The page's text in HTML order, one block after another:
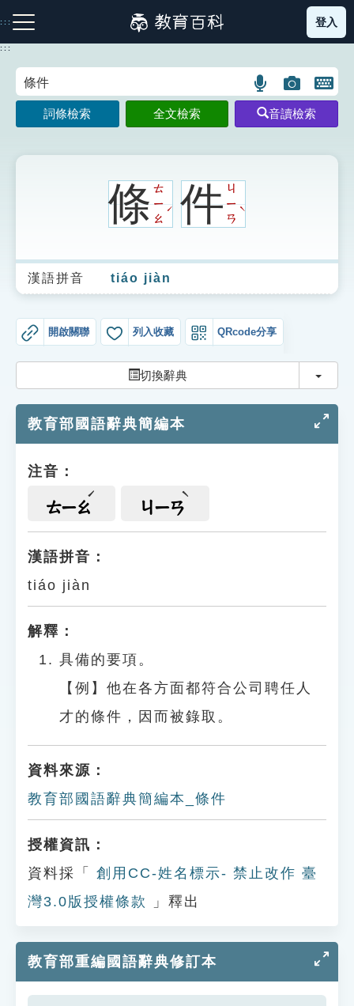
到
主
:::
注音索引圖示 筆畫索引圖示 部首索引表圖示
生字詞彙表
成語故事
索引選單
單字索引
遊戲專區
貓頭鷹博士
登入
:::
語
言
搜
圖
片
搜
開
鍵
圖
詞條檢索 全文檢索 音讀檢索
條ㄊ
ㄧ
ㄠ
ˊ 件ㄐ
ㄧ
ㄢ
ˋ
漢語拼音 tiáo jiàn
開啟關聯 列入收藏 QRcode分享
切換辭典 切換
教育部國語辭典簡編本
注音：
ㄊㄧㄠ ㄐㄧㄢ
漢語拼音：
tiáo jiàn
解釋：
具備的要項。
【例】他在各方面都符合公司聘任人
才的條件，因而被錄取。
資料來源：
教育部國語辭典簡編本_條件
授權資訊：
資料採「
創用CC-姓名標示- 禁止改作 臺
灣3.0版授權條款
」釋出
教育部重編國語辭典修訂本